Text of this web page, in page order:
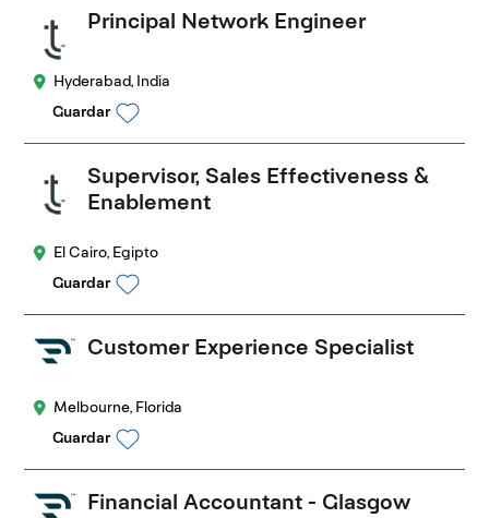
Principal Network Engineer
Hyderabad, India
Guardar
Supervisor, Sales Effectiveness &
Enablement
El Cairo, Egipto
Guardar
Customer Experience Specialist
Melbourne, Florida
Guardar
Financial Accountant - Glasgow